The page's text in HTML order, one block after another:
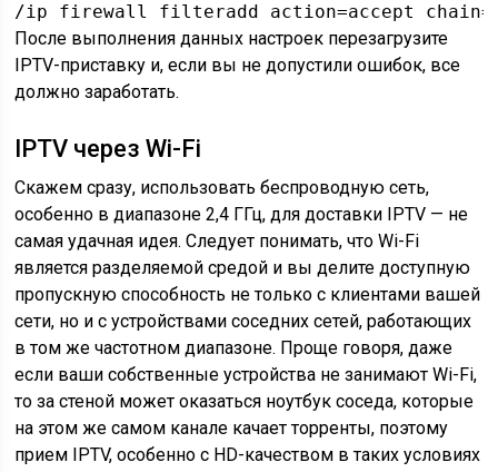
/ip firewall filteradd action=accept
После выполнения данных настроек перезагрузите
IPTV-приставку и, если вы не допустили ошибок, все
должно заработать.
IPTV через Wi-Fi
Скажем сразу, использовать беспроводную сеть,
особенно в диапазоне 2,4 ГГц, для доставки IPTV — не
самая удачная идея. Следует понимать, что Wi-Fi
является разделяемой средой и вы делите доступную
пропускную способность не только с клиентами вашей
сети, но и с устройствами соседних сетей, работающих
в том же частотном диапазоне. Проще говоря, даже
если ваши собственные устройства не занимают Wi-Fi,
то за стеной может оказаться ноутбук соседа, которые
на этом же самом канале качает торренты, поэтому
прием IPTV, особенно с HD-качеством в таких условиях